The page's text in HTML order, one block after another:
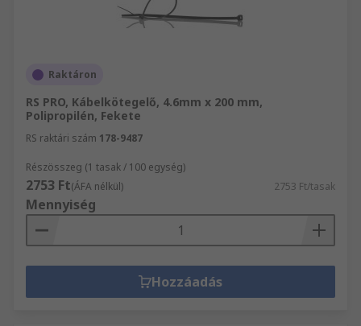
Raktáron
RS PRO, Kábelkötegelő, 4.6mm x 200 mm,
Polipropilén, Fekete
RS raktári szám 178-9487
Részösszeg (1 tasak / 100 egység)
2753 Ft(ÁFA nélkül) 2753 Ft/tasak
Mennyiség
Hozzáadás